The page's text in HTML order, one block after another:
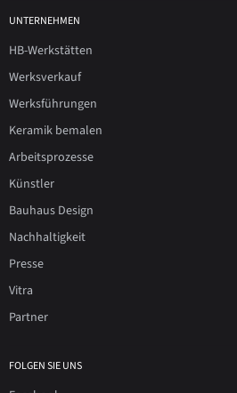
UNTERNEHMEN
HB-Werkstätten
Werksverkauf
Werksführungen
Keramik bemalen
Arbeitsprozesse
Künstler
Bauhaus Design
Nachhaltigkeit
Presse
Vitra
Partner
FOLGEN SIE UNS